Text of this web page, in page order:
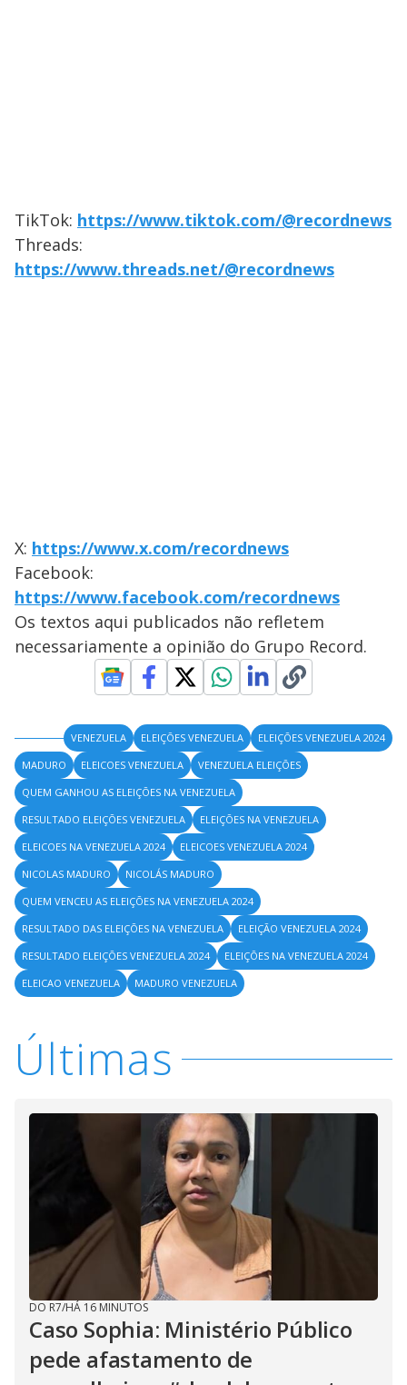
TikTok: https://www.tiktok.com/@recordnews
Threads:
https://www.threads.net/@recordnews
X: https://www.x.com/recordnews
Facebook:
https://www.facebook.com/recordnews
Os textos aqui publicados não refletem
necessariamente a opinião do Grupo Record.
VENEZUELA ELEIÇÕES VENEZUELA
ELEIÇÕES VENEZUELA 2024
MADURO
ELEICOES VENEZUELA
VENEZUELA ELEIÇÕES
QUEM GANHOU AS ELEIÇÕES NA VENEZUELA
RESULTADO ELEIÇÕES VENEZUELA
ELEIÇÕES NA VENEZUELA
ELEICOES NA VENEZUELA 2024
ELEICOES VENEZUELA 2024
NICOLAS MADURO
NICOLÁS MADURO
QUEM VENCEU AS ELEIÇÕES NA VENEZUELA 2024
RESULTADO DAS ELEIÇÕES NA VENEZUELA
ELEIÇÃO VENEZUELA 2024
RESULTADO ELEIÇÕES VENEZUELA 2024
ELEIÇÕES NA VENEZUELA 2024
ELEICAO VENEZUELA
MADURO VENEZUELA
Últimas
DO R7/HÁ 16 MINUTOS
Caso Sophia: Ministério Público
pede afastamento de